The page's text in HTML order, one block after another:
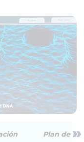
Plan de »